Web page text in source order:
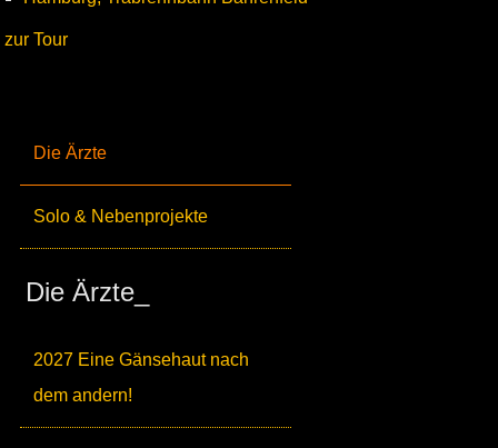
Die Ärzte
Solo & Nebenprojekte
Die Ärzte_
2027 Eine Gänsehaut nach
dem andern!
zur Tour